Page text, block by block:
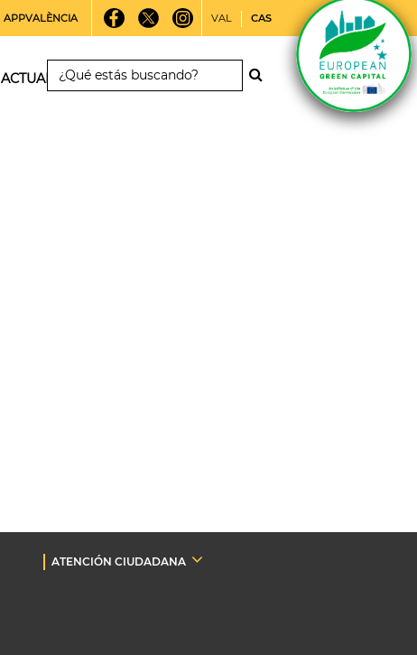
APPVALÈNCIA VAL CAS
ACTUALIDAD
ATENCIÓN CIUDADANA